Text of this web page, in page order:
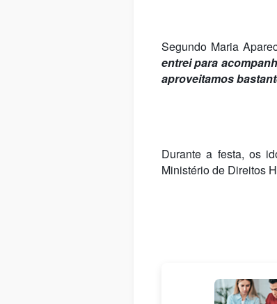
Segundo Maria
entrei para
aproveitamos
Durante a festa, os
Ministério de Direitos